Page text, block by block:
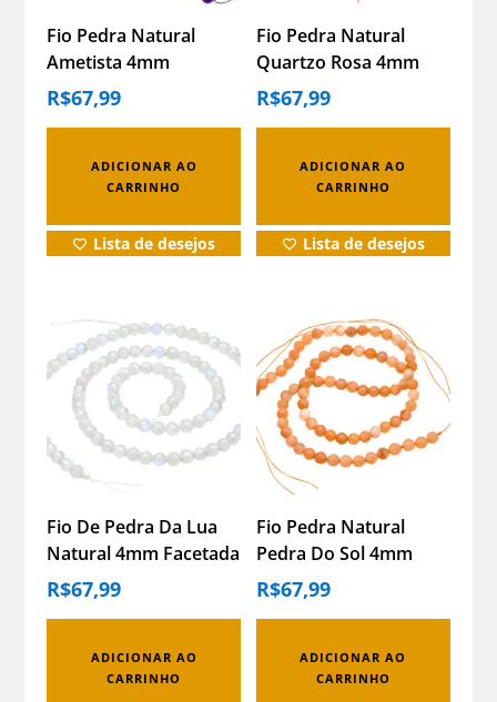
Fio Pedra Natural
Ametista 4mm
Facetada Contas
Ametista
R$67,99
ADICIONAR AO
CARRINHO
Lista de desejos
Fio Pedra Natural
Quartzo Rosa 4mm
Facetada Contas
Quartzo Rosa
R$67,99
ADICIONAR AO
CARRINHO
Lista de desejos
Fio De Pedra Da Lua
Natural 4mm Facetada
Contas Pedra Da Lua
R$67,99
ADICIONAR AO
CARRINHO
Fio Pedra Natural
Pedra Do Sol 4mm
Facetada Contas
Pedra Do Sol
R$67,99
ADICIONAR AO
CARRINHO